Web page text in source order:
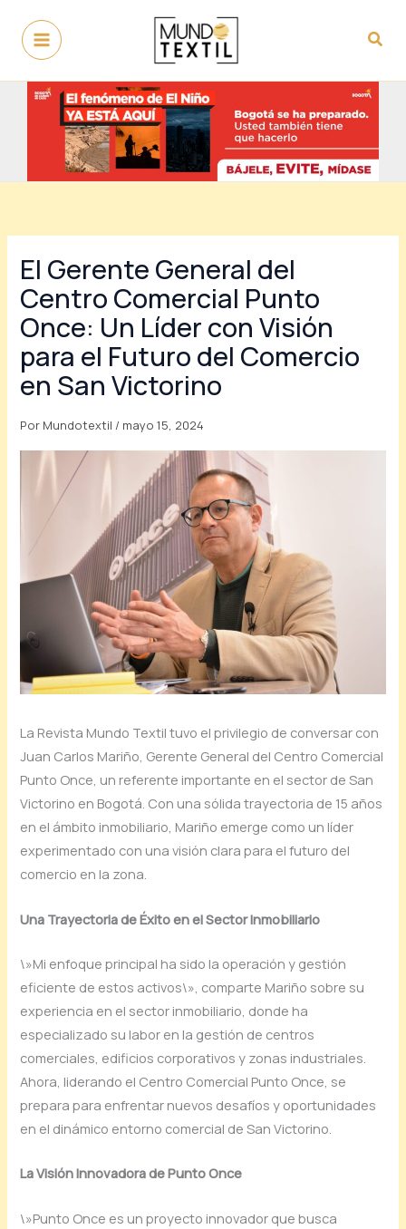
contenido
El Gerente General del
Centro Comercial Punto
Once: Un Líder con Visión
para el Futuro del Comercio
en San Victorino
Por Mundotextil / mayo 15, 2024
La Revista Mundo Textil tuvo el privilegio de conversar con
Juan Carlos Mariño, Gerente General del Centro Comercial
Punto Once, un referente importante en el sector de San
Victorino en Bogotá. Con una sólida trayectoria de 15 años
en el ámbito inmobiliario, Mariño emerge como un líder
experimentado con una visión clara para el futuro del
comercio en la zona.
Una Trayectoria de Éxito en el Sector Inmobiliario
\»Mi enfoque principal ha sido la operación y gestión
eficiente de estos activos\», comparte Mariño sobre su
experiencia en el sector inmobiliario, donde ha
especializado su labor en la gestión de centros
comerciales, edificios corporativos y zonas industriales.
Ahora, liderando el Centro Comercial Punto Once, se
prepara para enfrentar nuevos desafíos y oportunidades
en el dinámico entorno comercial de San Victorino.
La Visión Innovadora de Punto Once
\»Punto Once es un proyecto innovador que busca